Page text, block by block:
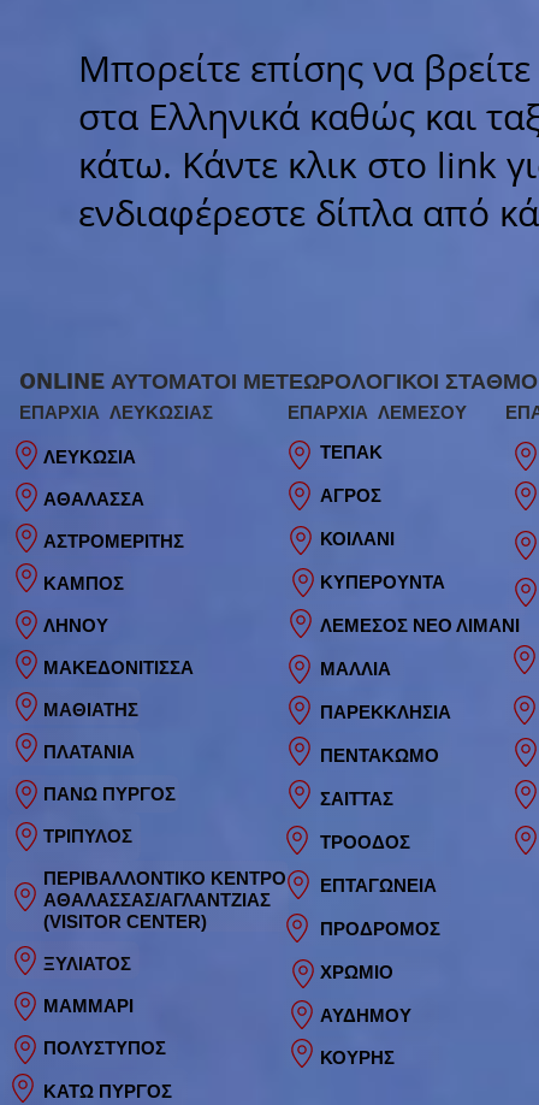
ΕΠΑΡΧΙΑ ΛΕΥΚΩΣΙΑΣ ΕΠΑΡΧΙΑ ΛΕΜΕΣΟΥ
Μπορείτε επίσης να
στα Ελληνικά καθώς και
κάτω. Κάντε κλικ στο link
ενδιαφέρεστε δίπλα από
ONLINE ΑΥΤΟΜΑΤΟΙ ΜΕΤΕΩΡΟΛΟΓΙΚΟΙ
ΛΕΥΚΩΣΙΑ
ΑΘΑΛΑΣΣΑ
ΑΣΤΡΟΜΕΡΙΤΗΣ
ΚΑΜΠΟΣ
ΛΗΝΟΥ
ΜΑΚΕΔΟΝΙΤΙΣΣΑ
ΜΑΘΙΑΤΗΣ
ΠΛΑΤΑΝΙΑ
ΠΑΝΩ ΠΥΡΓΟΣ
ΤΡΙΠΥΛΟΣ
ΠΕΡΙΒΑΛΛΟΝΤΙΚΟ ΚΕΝΤΡΟ
ΑΘΑΛΑΣΣΑΣ/ΑΓΛΑΝΤΖΙΑΣ
(VISITOR CENTER)
ΞΥΛΙΑΤΟΣ
ΜΑΜΜΑΡΙ
ΠΟΛΥΣΤΥΠΟΣ
ΚΑΤΩ ΠΥΡΓΟΣ
ΤΕΠΑΚ
ΑΓΡΟΣ
ΚΟΙΛΑΝΙ
ΚΥΠΕΡΟΥΝΤΑ
ΛΕΜΕΣΟΣ ΝΕΟ ΛΙΜΑΝΙ
ΜΑΛΛΙΑ
ΠΑΡΕΚΚΛΗΣΙΑ
ΠΕΝΤΑΚΩΜΟ
ΣΑΙΤΤΑΣ
ΤΡΟΟΔΟΣ
ΕΠΤΑΓΩΝΕΙΑ
ΠΡΟΔΡΟΜΟΣ
ΧΡΩΜΙΟ
ΑΥΔΗΜΟΥ
ΚΟΥΡΗΣ